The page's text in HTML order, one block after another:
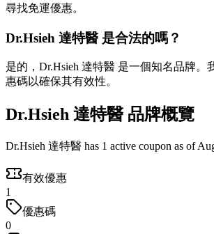
尋找免運優惠。
Dr.Hsieh 達特醫 是合法的嗎？
是的，Dr.Hsieh 達特醫 是一個知名品牌。
惠碼以確保其有效性。
Dr.Hsieh 達特醫 品牌概覽
Dr.Hsieh 達特醫 has 1 active coupon as of
有效優惠
1
優惠碼
0